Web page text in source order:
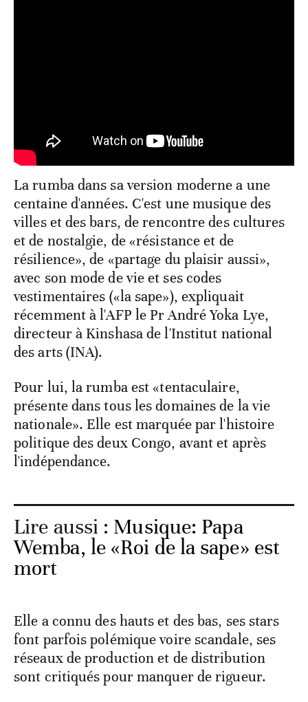
La rumba dans sa version moderne a une
centaine d'années. C'est une musique des
villes et des bars, de rencontre des cultures
et de nostalgie, de «résistance et de
résilience», de «partage du plaisir aussi»,
avec son mode de vie et ses codes
vestimentaires («la sape»), expliquait
récemment à l'AFP le Pr André Yoka Lye,
directeur à Kinshasa de l'Institut national
des arts (INA).
Pour lui, la rumba est «tentaculaire,
présente dans tous les domaines de la vie
nationale». Elle est marquée par l'histoire
politique des deux Congo, avant et après
l'indépendance.
Lire aussi : Musique: Papa
Wemba, le «Roi de la sape» est
mort
Elle a connu des hauts et des bas, ses stars
font parfois polémique voire scandale, ses
réseaux de production et de distribution
sont critiqués pour manquer de rigueur.